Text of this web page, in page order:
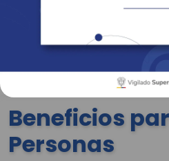
Revista Fácil Vivir
Sedes
Beneficios
Personas